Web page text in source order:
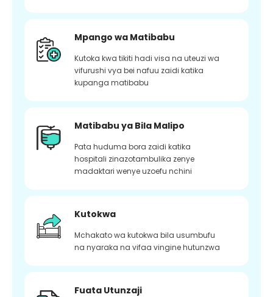
Mpango wa Matibabu
Kutoka kwa tikiti hadi visa na uteuzi wa
vifurushi vya bei nafuu zaidi katika
kupanga matibabu
Matibabu ya Bila Malipo
Pata huduma bora zaidi katika
hospitali zinazotambulika zenye
madaktari wenye uzoefu nchini
Kutokwa
Mchakato wa kutokwa bila usumbufu
na nyaraka na vifaa vingine hutunzwa
Fuata Utunzaji